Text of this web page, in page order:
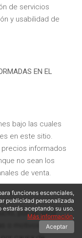
de servicios
y usabilidad de
EN EL
bajo las cuales
en este sitio.
informados
no sean los
de venta.
por un error
funciones escenciales,
publicidad personalizada
aceptando su uso.
Más información.
Aceptar